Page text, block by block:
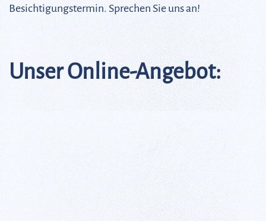
Besichtigungstermin. Sprechen Sie uns an!
Unser Online-Angebot: